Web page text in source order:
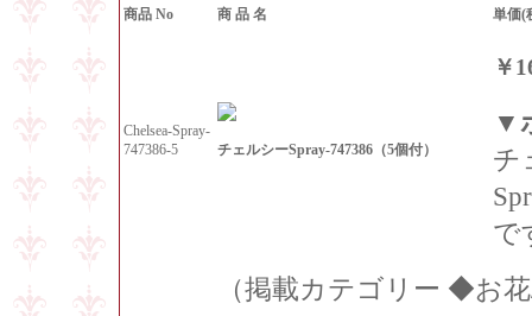
商品 No 商 品 名 単価(
Chelsea-Spray-
747386-5
チェルシーSpray-747386（5個付）
￥
▼
チ
で
（掲載カテゴリー ◆お